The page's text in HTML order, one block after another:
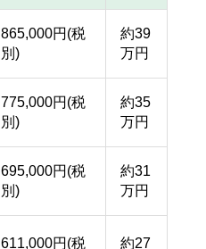
865,000円(税
別)
約39
万円
775,000円(税
別)
約35
万円
695,000円(税
別)
約31
万円
611,000円(税 約27